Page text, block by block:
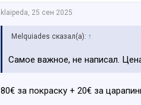
klaipeda, 25 сен 2025
Melquiades сказал(а): ↑
Самое важное, не написал.
80€ за покраску + 20€ за